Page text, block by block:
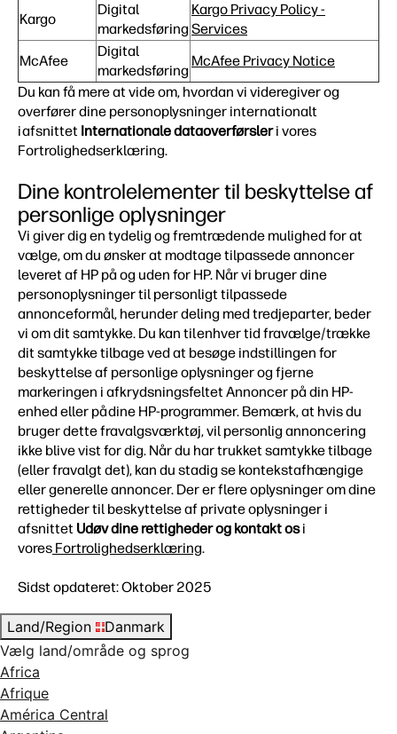
Kargo
Digital
markedsføring
Kargo Privacy Policy -
Services
McAfee
Digital
markedsføring
McAfee Privacy Notice
Du kan få mere at vide om, hvordan vi videregiver og
overfører dine personoplysninger internationalt
i afsnittet Internationale dataoverførsleri vores
Fortrolighedserklæring.
Dine kontrolelementer til beskyttelse af
personlige oplysninger
Vi giver dig en tydelig og fremtrædende mulighed for at
vælge, om du ønsker at modtage tilpassede annoncer
leveret af HP på og uden for HP. Når vi bruger dine
personoplysninger til personligt tilpassede
annonceformål, herunder deling med tredjeparter, beder
vi om dit samtykke. Du kan til enhver tid fravælge/trække
dit samtykke tilbage ved at besøge indstillingen for
beskyttelse af personlige oplysninger og fjerne
markeringen i afkrydsningsfeltet Annoncer på din HP-
enhed eller på dine HP-programmer. Bemærk, at hvis du
bruger dette fravalgsværktøj, vil personlig annoncering
ikke blive vist for dig. Når du har trukket samtykke tilbage
(eller fravalgt det), kan du stadig se kontekstafhængige
eller generelle annoncer. Der er flere oplysninger om dine
rettigheder til beskyttelse af private oplysninger i
afsnittet Udøv dine rettigheder og kontakt osi
vores Fortrolighedserklæring.
Sidst opdateret: Oktober 2025
Land/Region
Danmark
Vælg land/område og sprog
Africa
Afrique
América Central